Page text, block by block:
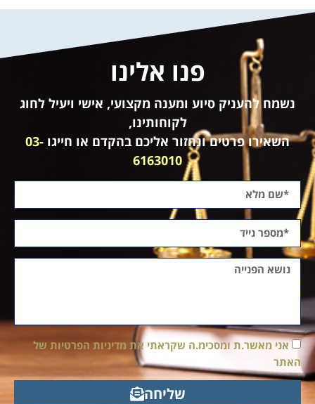
פנו אלינו
נשמח להעניק סיוע ומענה מקצועי, אישי ויעיל לחוג
לקוחותינו,
השאירו פרטים ונחזור אליכם בהקדם או חייגו 03-
6163010
אני מאשר.ת ומסכימ.ה שקראתי את מדיניות הפרטיות של
האתר
שליחה